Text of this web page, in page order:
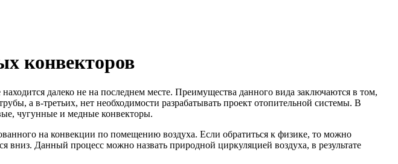
конвекторов
далеко не на последнем месте. Преимущества данного вида заключаются в том,
а в-третьих, нет необходимости разрабатывать проект отопительной системы. В
чугунные и медные конвекторы.
на конвекции по помещению воздуха. Если обратиться к физике, то можно
вниз. Данный процесс можно назвать природной циркуляцией воздуха, в результате